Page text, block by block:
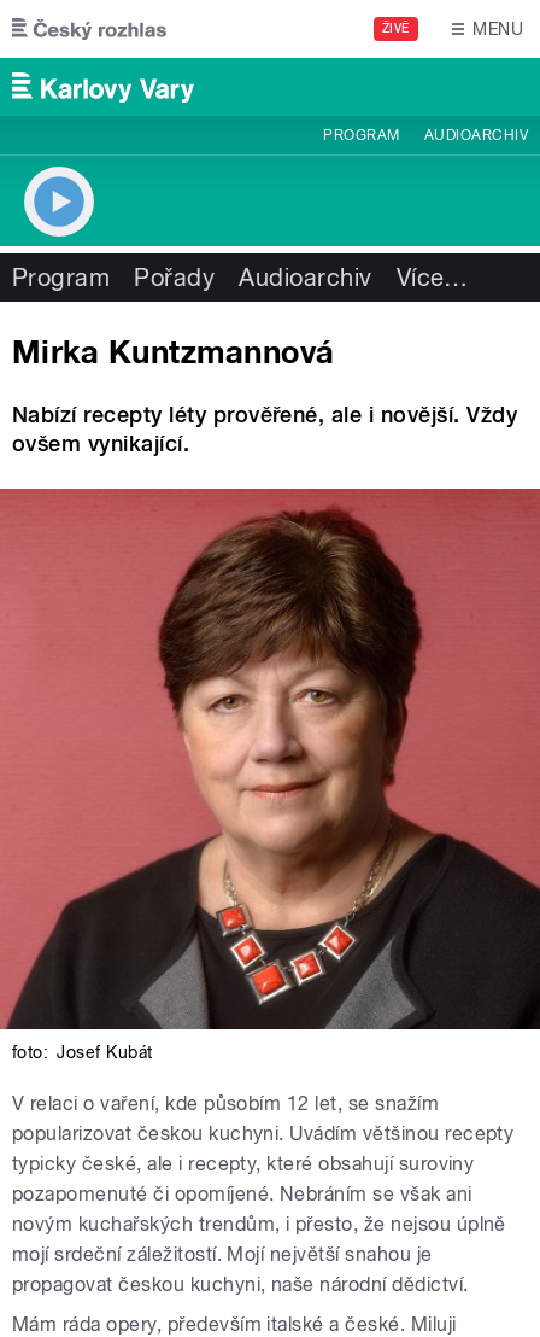
Přejít k hlavnímu obsahu
ŽIVĚ MENU
PROGRAM AUDIOARCHIV
Program Pořady Audioarchiv Více…
Mirka Kuntzmannová
Nabízí recepty léty prověřené, ale i novější. Vždy
ovšem vynikající.
foto: Josef Kubát
V relaci o vaření, kde působím 12 let, se snažím
popularizovat českou kuchyni. Uvádím většinou recepty
typicky české, ale i recepty, které obsahují suroviny
pozapomenuté či opomíjené. Nebráním se však ani
novým kuchařských trendům, i přesto, že nejsou úplně
mojí srdeční záležitostí. Mojí největší snahou je
propagovat českou kuchyni, naše národní dědictví.
Mám ráda opery, především italské a české. Miluji